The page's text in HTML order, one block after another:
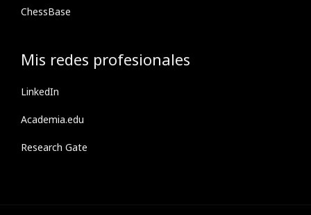
ChessBase
Mis redes profesionales
LinkedIn
Academia.edu
Research Gate